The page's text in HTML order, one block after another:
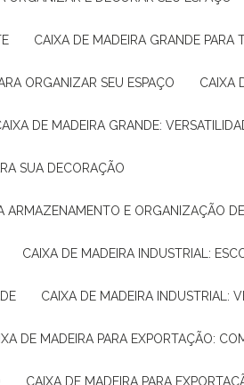
CAIXA DE MADEIRA GRANDE
ORGANIZAR SEU ESPAÇO
CAIXA DE MADEIRA GRANDE:
SUA DECORAÇÃO
ARMAZENAMENTO E ORGANIZAÇÃO
CAIXA DE MADEIRA INDUSTRIAL:
CAIXA DE MADEIRA INDUSTRIAL:
DE MADEIRA PARA EXPORTAÇÃO:
CAIXA DE MADEIRA PARA